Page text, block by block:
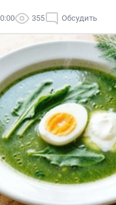
355 Обсудить